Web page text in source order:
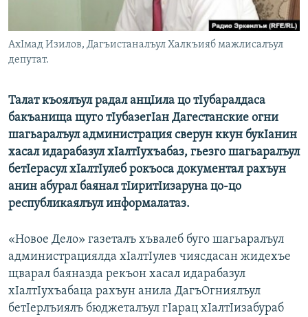
Все сайты РСЕ/РС
АхIмад Изилов, Дагъистаналъул Халкъияб мажлисалъул
депутат.
Талат къоялъул радал анцIила цо тIубаралдаса
бакъанища щуго тIубазегIан Дагестанские огни
шагьаралъул администрация сверун ккун букIанин
хасал идарабазул хIалтIухъабаз, гьезго шагьаралъул
бетIерасул хIалтIулеб рокъоса документал рахъун
анин абурал баянал тIиритIизаруна цо-цо
республикаялъул информалатаз.
«Новое Дело» газеталъ хъвалеб буго шагьаралъул
администрациялда хIалтIулев чиясдасан жидехъе
щварал баяназда рекъон хасал идарабазул
хIалтIухъабаца рахъун анила ДагъОгниялъул
бетIерлъиялъ бюджеталъул гIарац хIалтIизабураб